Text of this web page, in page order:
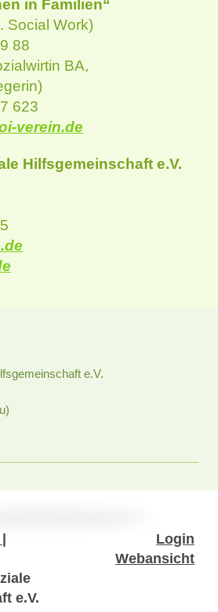
in Familien“
Social Work)
88
BA,
623
verein.de
Hilfsgemeinschaft e.V.
e.V.
|
e.V.
Login
Webansicht